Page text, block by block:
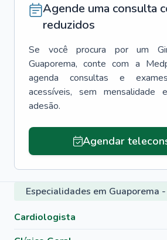
Agende uma consulta
reduzidos
Se você procura por um
Guaporema, conte com a
agenda consultas e
acessíveis, sem
adesão.
Agendar
Especialidades em Guaporema -
Cardiologista